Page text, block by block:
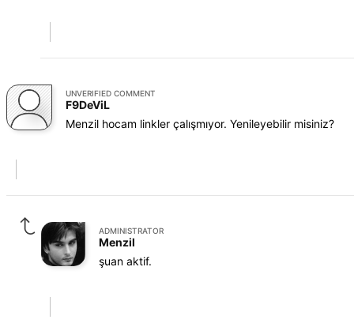
UNVERIFIED COMMENT
F9DeViL
Menzil hocam linkler çalışmıyor. Yenileyebilir misiniz?
ADMINISTRATOR
Menzil
şuan aktif.